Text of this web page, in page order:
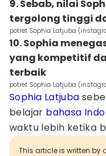
9. Sebab, nilai
tergolong tinggi
potret Sophia Latjuba
10. Sophia
yang kompetitif
terbaik
potret Sophia Latjuba
Sophia Latjuba
belajar bahasa
waktu lebih ketika
This article is written by